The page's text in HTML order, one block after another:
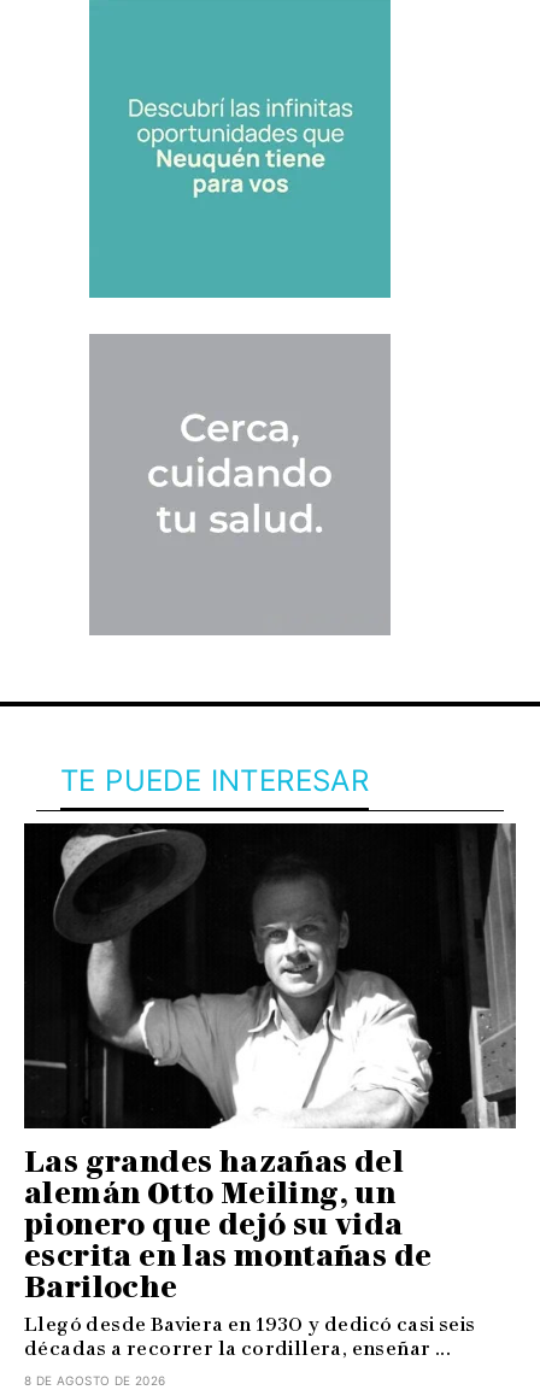
TE PUEDE INTERESAR
Las grandes hazañas del
alemán Otto Meiling, un
pionero que dejó su vida
escrita en las montañas de
Bariloche
Llegó desde Baviera en 1930 y dedicó casi seis
décadas a recorrer la cordillera, enseñar ...
8 DE AGOSTO DE 2026